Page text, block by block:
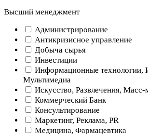
Высший менеджмент
Администрирование
Антикризисное управление
Добыча cырья
Инвестиции
Информационные технологии,
Мультимедиа
Искусство, Развлечения, Масс-
Коммерческий Банк
Консультирование
Маркетинг, Реклама, PR
Медицина, Фармацевтика